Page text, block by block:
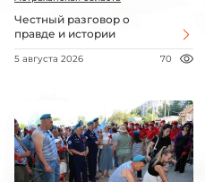
Честный разговор о
правде и истории
5 августа 2026 70